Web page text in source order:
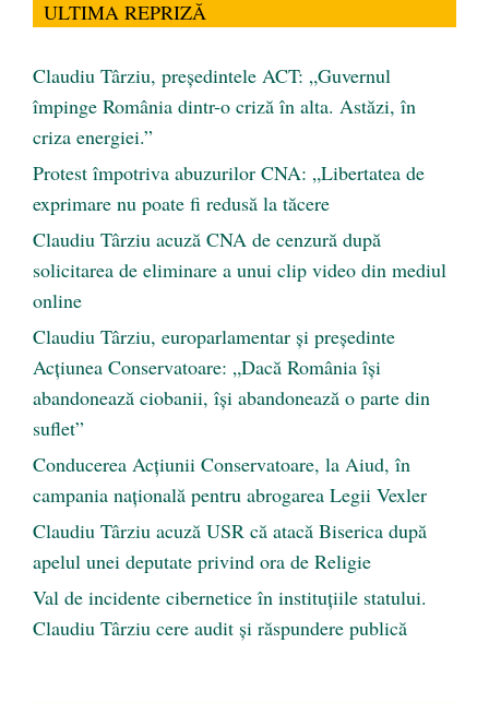
ULTIMA REPRIZĂ
Claudiu Târziu, președintele ACT: „Guvernul
împinge România dintr-o criză în alta. Astăzi, în
criza energiei.”
Protest împotriva abuzurilor CNA: „Libertatea de
exprimare nu poate fi redusă la tăcere
Claudiu Târziu acuză CNA de cenzură după
solicitarea de eliminare a unui clip video din mediul
online
Claudiu Târziu, europarlamentar și președinte
Acțiunea Conservatoare: „Dacă România își
abandonează ciobanii, își abandonează o parte din
suflet”
Conducerea Acțiunii Conservatoare, la Aiud, în
campania națională pentru abrogarea Legii Vexler
Claudiu Târziu acuză USR că atacă Biserica după
apelul unei deputate privind ora de Religie
Val de incidente cibernetice în instituțiile statului.
Claudiu Târziu cere audit și răspundere publică